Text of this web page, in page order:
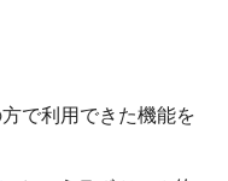
で利用できた機能を